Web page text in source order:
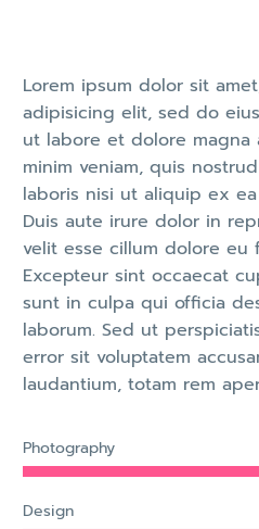
Lorem ipsum dolor sit
adipisicing elit, sed do
ut labore et dolore magna
minim veniam, quis
laboris nisi ut aliquip ex
Duis aute irure dolor in
velit esse cillum dolore eu
Excepteur sint occaecat
sunt in culpa qui officia
laborum. Sed ut
error sit voluptatem
laudantium, totam rem
Photography
Design